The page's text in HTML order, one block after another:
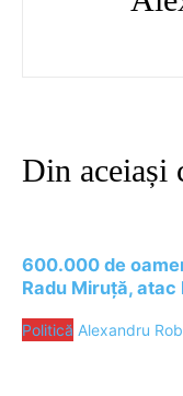
Din aceiași
600.000 de
Radu Miruță, atac
Politică Alexandru